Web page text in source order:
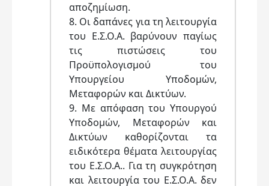
αποζημίωση.
8. Οι δαπάνες για τη λειτουργία
του Ε.Σ.Ο.Α. βαρύνουν παγίως
τις πιστώσεις του
Προϋπολογισμού του
Υπουργείου Υποδομών,
Μεταφορών και Δικτύων.
9. Με απόφαση του Υπουργού
Υποδομών, Μεταφορών και
Δικτύων καθορίζονται τα
ειδικότερα θέματα λειτουργίας
του Ε.Σ.Ο.Α.. Για τη συγκρότηση
και λειτουργία του Ε.Σ.Ο.Α. δεν